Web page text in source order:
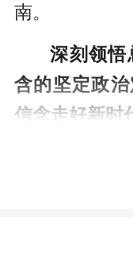
南。
深刻领悟
含的坚定政
信念走好新时
总书记“